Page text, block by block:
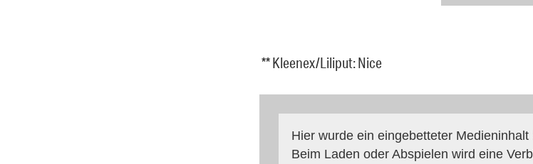
** Kleenex/Liliput: Nice
Hier wurde ein eingebetteter Medieninhalt
Beim Laden oder Abspielen wird eine